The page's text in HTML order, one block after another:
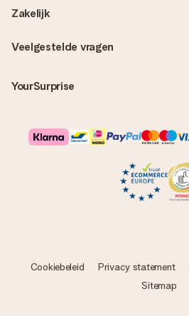
Veelgestelde vragen
YourSurprise
Zakelijk
Cookiebeleid Privacy statement
Sitemap